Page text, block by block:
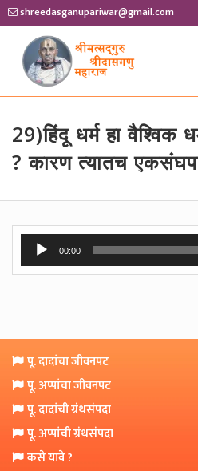
shreedasganupariwar@gmail.com
29)हिंदू धर्म हा
? कारण त्यातच
Audio
Player
00:00
पू. दादांचा जीवनपट
पू. अप्पांचा जीवनपट
पू. दादांची ग्रंथसंपदा
पू. अप्पांची ग्रंथसंपदा
कसे यावे ?